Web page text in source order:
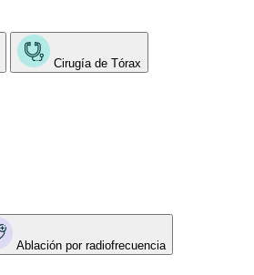
Cirugía de Tórax
Ablación por radiofrecuencia